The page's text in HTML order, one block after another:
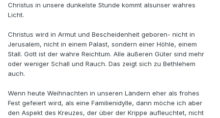
Christus in unsere dunkelste Stunde kommt alsunser wahres
Licht.
Christus wird in Armut und Bescheidenheit geboren- nicht in
Jerusalem, nicht in einem Palast, sondern einer Höhle, einem
Stall. Gott ist der wahre Reichtum. Alle äußeren Güter sind mehr
oder weniger Schall und Rauch. Das zeigt sich zu Bethlehem
auch.
Wenn heute Weihnachten in unseren Ländern eher als frohes
Fest gefeiert wird, als eine Familienidylle, dann möche ich aber
den Aspekt des Kreuzes, der über der Krippe aufleuchtet, nicht